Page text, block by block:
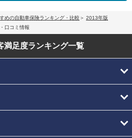
めの自動車保険ランキング・比較
2013年版
口コミ情報
満足度ランキング一覧